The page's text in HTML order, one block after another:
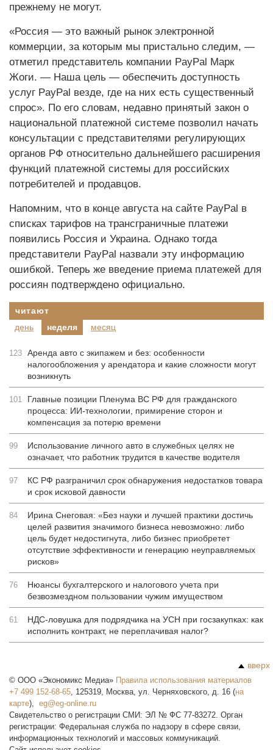
прежнему не могут.
«Россия — это важный рынок электронной
коммерции, за которым мы пристально следим, —
отметил представитель компании PayPal Марк
Жоги. — Наша цель — обеспечить доступность
услуг PayPal везде, где на них есть существенный
спрос». По его словам, недавно принятый закон о
национальной платежной системе позволил начать
консультации с представителями регулирующих
органов РФ относительно дальнейшего расширения
функций платежной системы для российских
потребителей и продавцов.
Напомним, что в конце августа на сайте PayPal в
списках тарифов на трансграничные платежи
появились Россия и Украина. Однако тогда
представители PayPal назвали эту информацию
ошибкой. Теперь же введение приема платежей для
россиян подтверждено официально.
читают
день
неделя месяц
123 Аренда авто с экипажем и без: особенности
налогообложения у арендатора и какие сложности могут
возникнуть
101
Главные позиции Пленума ВС РФ для гражданского
процесса: ИИ-технологии, примирение сторон и
компенсация за потерю времени
99
Использование личного авто в служебных целях не
означает, что работник трудится в качестве водителя
97
КС РФ разграничил срок обнаружения недостатков товара
и срок исковой давности
84
Ирина Снеговая: «Без науки и лучшей практики достичь
целей развития значимого бизнеса невозможно: либо
цель будет недостигнута, либо бизнес приобретет
отсутствие эффективности и генерацию неуправляемых
рисков»
76
Нюансы бухгалтерского и налогового учета при
безвозмездном пользовании чужим имуществом
61
НДС-ловушка для подрядчика на УСН при госзакупках: как
исполнить контракт, не переплачивая налог?
вверх
© ООО «Экономикс Медиа» Правила использования материалов
+7 499 152-68-65, 125319, Москва, ул. Черняховского, д. 16 (на
карте),
Свидетельство о регистрации СМИ: ЭЛ № ФС 77-83272. Орган
регистрации: Федеральная служба по надзору в сфере связи,
информационных технологий и массовых коммуникаций.